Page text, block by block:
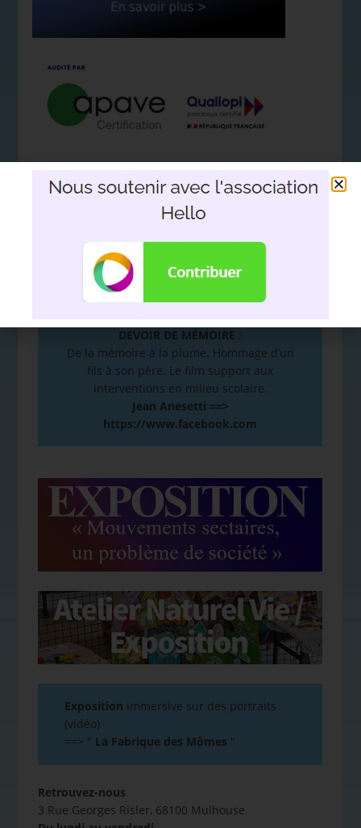
Nous soutenir avec l'association
Hello
DEVOIR DE MÉMOIRE :
De la mémoire à la plume. Hommage d’un
fils à son père. Le film support aux
interventions en milieu scolaire.
Jean Anesetti ==>
https://www.facebook.com
Exposition immersive sur des portraits
(vidéo)
==> " La Fabrique des Mômes "
Retrouvez-nous
3 Rue Georges Risler, 68100 Mulhouse